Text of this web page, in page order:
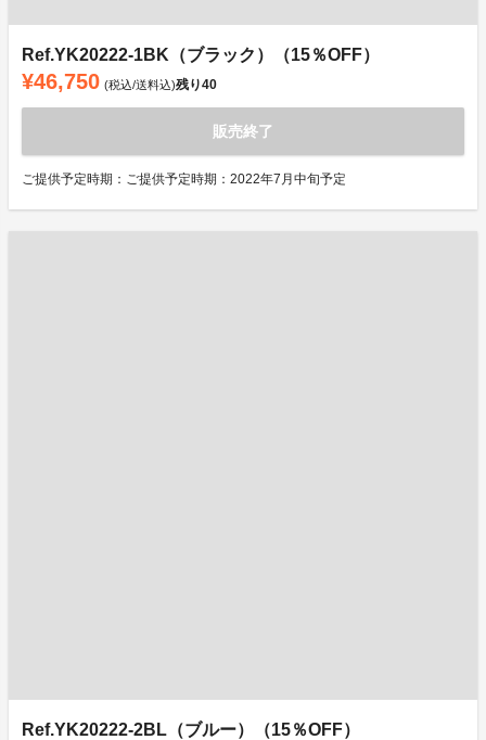
Ref.YK20222-1BK（ブラック）（15％OFF）
¥46,750 (税込/送料込)残り40
販売終了
ご提供予定時期：ご提供予定時期：2022年7月中旬予定
Ref.YK20222-2BL（ブルー）（15％OFF）